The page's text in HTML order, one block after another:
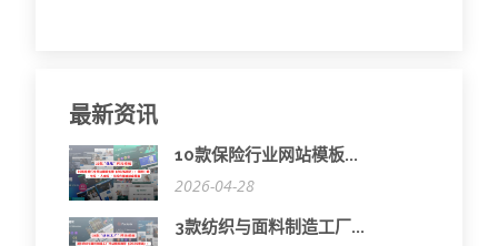
最新资讯
10款保险行业网站模板...
2026-04-28
3款纺织与面料制造工厂...